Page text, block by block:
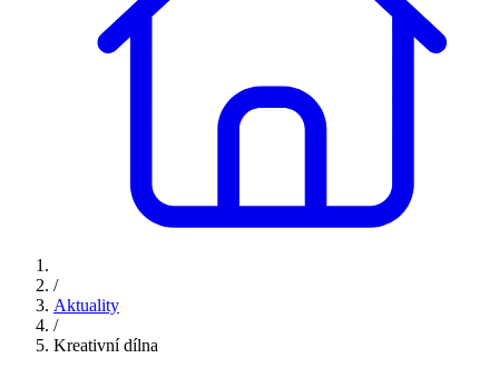
/
Aktuality
/
Kreativní dílna